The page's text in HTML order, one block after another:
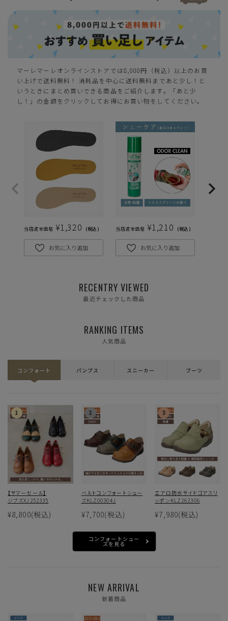
L(24.0cm)
LL(24.5cm)
在庫切れ —
3L(25.0cm)
在庫切れ —
S(23.0cm)
在庫切れ
M(23.5cm)
在庫切れ —
L(24.0cm)
在庫切れ —
LL(24.5cm) —
—
マーレマーレオンラインストアでは8,000円（税込）以上のお買
い上げで送料無料！ 消耗品を中心に送料無料まであと少し！と
いうときにまとめ買いできる商品をご紹介します。「あと少
し！」の金額をクリックしてお得にお買い物をしてください。
当店通常価格 ¥1,320 税込
お気に入り追加
当店通常価格 ¥1,210 税込
お気に入り追加
RECENTRY VIEWED
最近チェックした商品
RANKING ITEMS
人気商品
コンフォート パンプス スニーカー ブーツ
【サマーセール】
ジブズXJ252335
¥8,800(税込)
ベルトコンフォートシュー
ズKLZ00304J
¥7,700(税込)
エアロ防水サイドゴアスリ
ッポンKLZ262306
¥7,980(税込)
コンフォートシュー
ズを見る
NEW ARRIVAL
新着商品